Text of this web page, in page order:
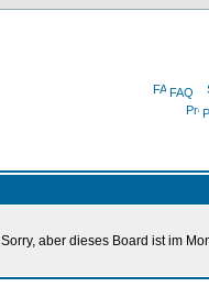
FAQ
Sorry, aber dieses Board ist im